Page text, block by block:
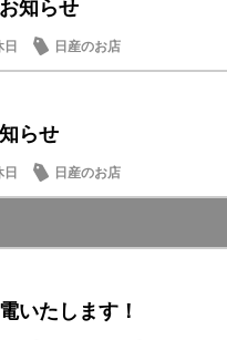
知らせ
日 日産のお店
らせ
日 日産のお店
いたします！